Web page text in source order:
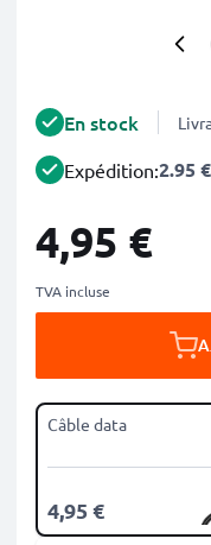
En stock
Expédition:2.95 €
4,95 €
TVA incluse
Câble data
4,95 €